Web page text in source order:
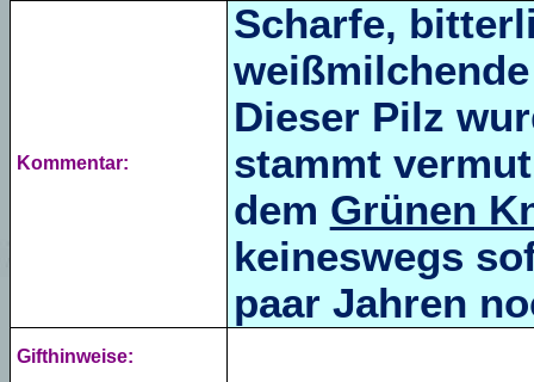
Kommentar:
Scharfe,
Dieser Pilz
stammt
dem Grünen
keineswegs
paar Jahren
Gifthinweise: